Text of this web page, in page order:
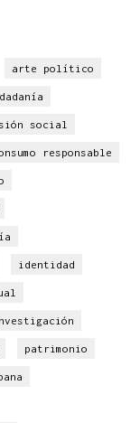
arte político
social
responsable
identidad
patrimonio